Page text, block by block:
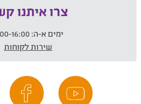
צרו איתנו
ימים א-ה:
שירות לקוחות